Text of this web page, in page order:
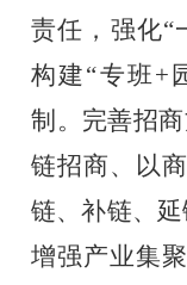
责任，强化“
构建“专班+
制。完善招
链招商、以
链、补链、
增强产业集